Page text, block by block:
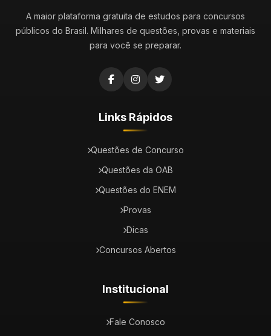
A maior plataforma gratuita de estudos para concursos
públicos do Brasil. Milhares de questões, provas e materiais
para você se preparar.
Links Rápidos
Questões de Concurso
Questões da OAB
Questões do ENEM
Provas
Dicas
Concursos Abertos
Institucional
Fale Conosco